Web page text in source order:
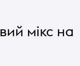
мікс на